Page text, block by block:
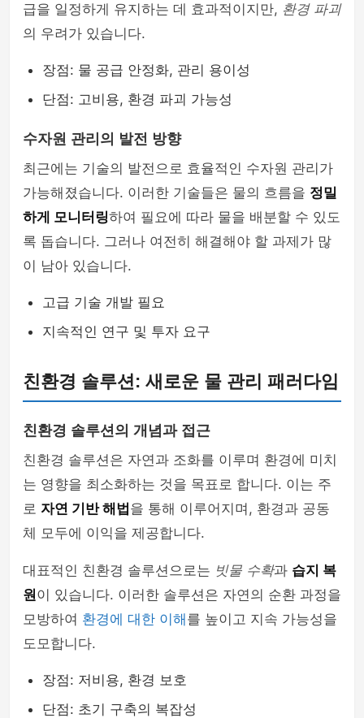
급을 일정하게 유지하는 데 효과적이지만, 환경 파괴
의 우려가 있습니다.
장점: 물 공급 안정화, 관리 용이성
단점: 고비용, 환경 파괴 가능성
수자원 관리의 발전 방향
최근에는 기술의 발전으로 효율적인 수자원 관리가
가능해졌습니다. 이러한 기술들은 물의 흐름을 정밀
하게 모니터링하여 필요에 따라 물을 배분할 수 있도
록 돕습니다. 그러나 여전히 해결해야 할 과제가 많
이 남아 있습니다.
고급 기술 개발 필요
지속적인 연구 및 투자 요구
친환경 솔루션: 새로운 물 관리 패러다임
친환경 솔루션의 개념과 접근
친환경 솔루션은 자연과 조화를 이루며 환경에 미치
는 영향을 최소화하는 것을 목표로 합니다. 이는 주
로 자연 기반 해법 을 통해 이루어지며, 환경과 공동
체 모두에 이익을 제공합니다.
대표적인 친환경 솔루션으로는 빗물 수확과 습지 복
원이 있습니다. 이러한 솔루션은 자연의 순환 과정을
모방하여 환경에 대한 이해 를 높이고 지속 가능성을
도모합니다.
장점: 저비용, 환경 보호
단점: 초기 구축의 복잡성